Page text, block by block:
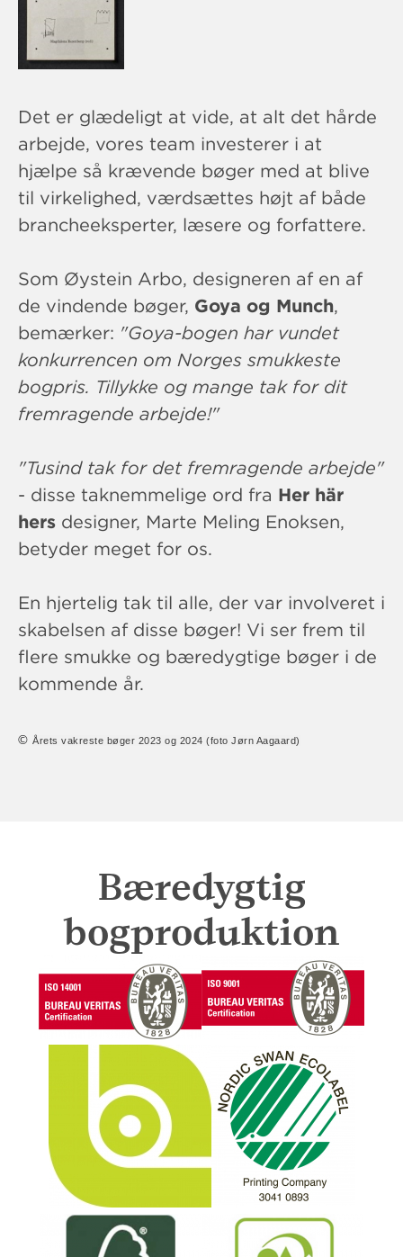
Det er glædeligt at vide, at alt det hårde
arbejde, vores team investerer i at
hjælpe så krævende bøger med at blive
til virkelighed, værdsættes højt af både
brancheeksperter, læsere og forfattere.
Som Øystein Arbo, designeren af ​​en af ​​
de vindende bøger, Goya og Munch,
bemærker: "Goya-bogen har vundet
konkurrencen om Norges smukkeste
bogpris. Tillykke og mange tak for dit
fremragende arbejde!"
"Tusind tak for det fremragende arbejde"
- disse taknemmelige ord fra Her här
hers designer, Marte Meling Enoksen,
betyder meget for os.
En hjertelig tak til alle, der var involveret i
skabelsen af ​​disse bøger! Vi ser frem til
flere smukke og bæredygtige bøger i de
kommende år.
© Årets vakreste bøger 2023 og 2024 (foto Jørn Aagaard)
Bæredygtig
bogproduktion